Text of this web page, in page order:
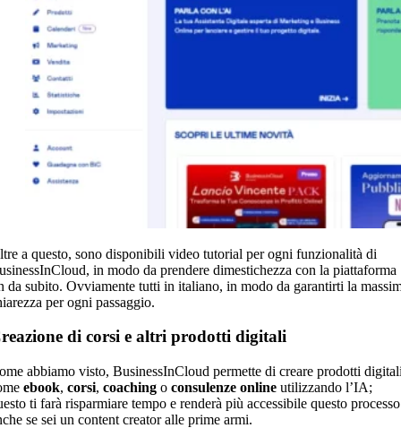
a questo, sono disponibili video tutorial per ogni funzionalità di
in modo da prendere dimestichezza con la piattaforma
da subito. Ovviamente tutti in italiano, in modo da garantirti la
per ogni passaggio.
di corsi e altri prodotti digitali
abbiamo visto, BusinessInCloud permette di creare prodotti
ebook, corsi, coaching o consulenze online utilizzando l’IA;
ti farà risparmiare tempo e renderà più accessibile questo processo
se sei un content creator alle prime armi.